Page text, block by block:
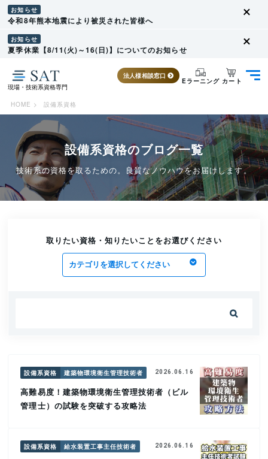
お知らせ
令和8年熊本地震により被災された皆様へ
お知らせ
夏季休業【8/11(火)～16(日)】についてのお知らせ
現場・技術系資格専門
法人様相談窓口
Eラーニング カート
HOME > 設備系資格
設備系資格のブログ一覧
技術系の資格を取るための。良質なノウハウをお届けします。
取りたい資格・知りたいことをお選びください

設備系資格 建築物環境衛生管理技術者 2026.06.16
高難易度！建築物環境衛生管理技術者（ビル
管理士）の試験を突破する攻略法
設備系資格 給水装置工事主任技術者 2026.06.16